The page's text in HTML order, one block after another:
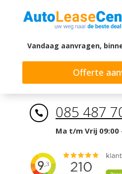
Vandaag aanvragen,
Offerte
 085 487
Ma t/m Vrij 09:00